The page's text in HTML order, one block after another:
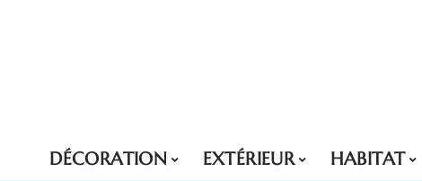
DÉCORATION EXTÉRIEUR HABITAT